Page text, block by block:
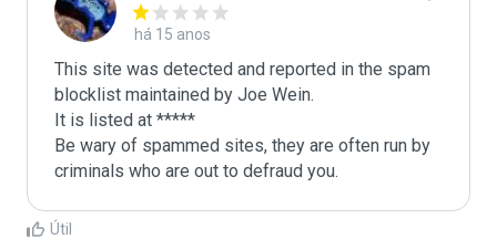
há 15 anos
This site was detected and reported in the spam
blocklist maintained by Joe Wein.
It is listed at *****
Be wary of spammed sites, they are often run by
criminals who are out to defraud you.
Útil